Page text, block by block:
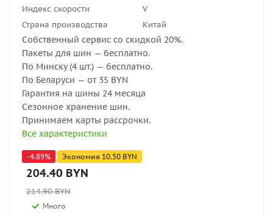
Индекс скорости
V
Страна производства
Китай
Собственный сервис со скидкой 20%.
Пакеты для шин — бесплатно.
По Минску (4 шт.) — бесплатно.
По Беларуси — от 35 BYN
Гарантия на шины 24 месяца
Сезонное хранение шин.
Принимаем карты рассрочки.
Все характеристики
-4.89% Экономия 10.50 BYN
204.40 BYN
214.90BYN
Много